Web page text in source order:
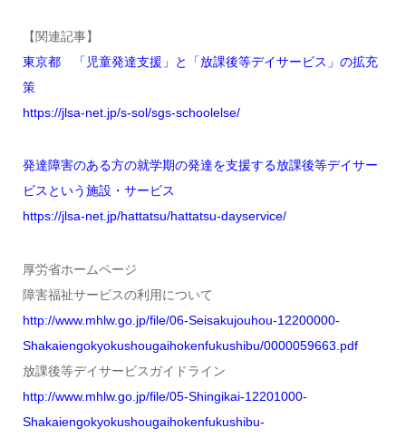
【関連記事】
東京都 「児童発達支援」と「放課後等デイサービス」の拡充
策
https://jlsa-net.jp/s-sol/sgs-schoolelse/
発達障害のある方の就学期の発達を支援する放課後等デイサー
ビスという施設・サービス
https://jlsa-net.jp/hattatsu/hattatsu-dayservice/
厚労省ホームページ
障害福祉サービスの利用について
http://www.mhlw.go.jp/file/06-Seisakujouhou-12200000-
Shakaiengokyokushougaihokenfukushibu/0000059663.pdf
放課後等デイサービスガイドライン
http://www.mhlw.go.jp/file/05-Shingikai-12201000-
Shakaiengokyokushougaihokenfukushibu-